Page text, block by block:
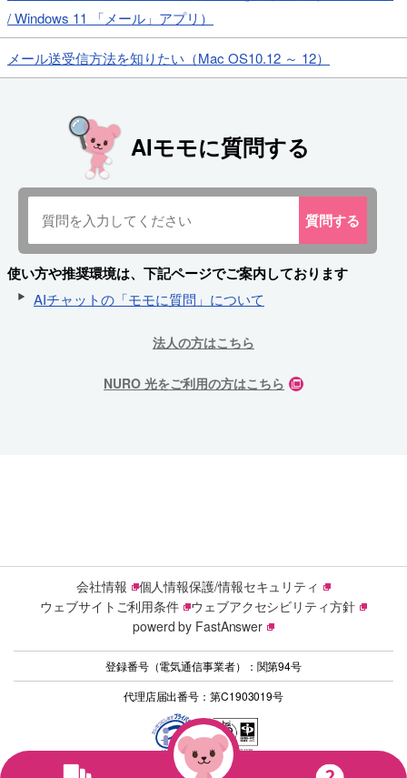
/ Windows 11 「メール」アプリ）
メール送受信方法を知りたい（Mac OS10.12 ～ 12）
AIモモに質問する
質問する
使い方や推奨環境は、下記ページでご案内しております
AIチャットの「モモに質問」について
法人の方はこちら
NURO 光をご利用の方はこちら
会社情報
個人情報保護/情報セキュリティ
ウェブサイトご利用条件
ウェブアクセシビリティ方針
powerd by FastAnswer
登録番号（電気通信事業者）：関第94号
代理店届出番号：第C1903019号